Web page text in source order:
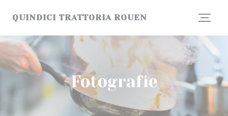
QUINDICI TRATTORIA ROUEN
Fotografie